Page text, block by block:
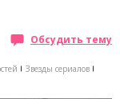
Обсудить тему
Звезды сериалов